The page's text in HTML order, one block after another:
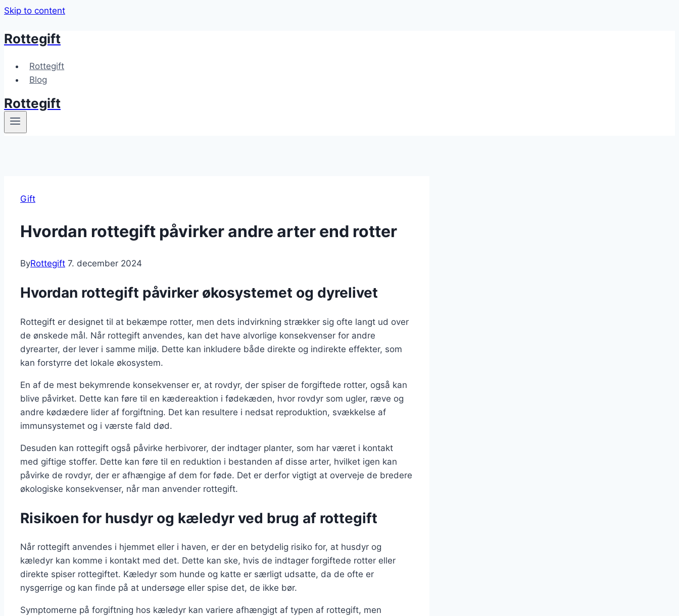
Skip to content
Rottegift
Rottegift
Blog
Rottegift
Gift
Hvordan rottegift påvirker andre arter end rotter
ByRottegift 7. december 2024
Hvordan rottegift påvirker økosystemet og dyrelivet
Rottegift er designet til at bekæmpe rotter, men dets indvirkning strækker sig ofte langt ud over
de ønskede mål. Når rottegift anvendes, kan det have alvorlige konsekvenser for andre
dyrearter, der lever i samme miljø. Dette kan inkludere både direkte og indirekte effekter, som
kan forstyrre det lokale økosystem.
En af de mest bekymrende konsekvenser er, at rovdyr, der spiser de forgiftede rotter, også kan
blive påvirket. Dette kan føre til en kædereaktion i fødekæden, hvor rovdyr som ugler, ræve og
andre kødædere lider af forgiftning. Det kan resultere i nedsat reproduktion, svækkelse af
immunsystemet og i værste fald død.
Desuden kan rottegift også påvirke herbivorer, der indtager planter, som har været i kontakt
med giftige stoffer. Dette kan føre til en reduktion i bestanden af disse arter, hvilket igen kan
påvirke de rovdyr, der er afhængige af dem for føde. Det er derfor vigtigt at overveje de bredere
økologiske konsekvenser, når man anvender rottegift.
Risikoen for husdyr og kæledyr ved brug af rottegift
Når rottegift anvendes i hjemmet eller i haven, er der en betydelig risiko for, at husdyr og
kæledyr kan komme i kontakt med det. Dette kan ske, hvis de indtager forgiftede rotter eller
direkte spiser rottegiftet. Kæledyr som hunde og katte er særligt udsatte, da de ofte er
nysgerrige og kan finde på at undersøge eller spise det, de ikke bør.
Symptomerne på forgiftning hos kæledyr kan variere afhængigt af typen af rottegift, men